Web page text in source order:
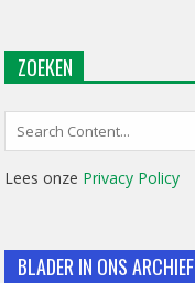
ZOEKEN
Lees onze Privacy Policy
BLADER IN ONS ARCHIEF